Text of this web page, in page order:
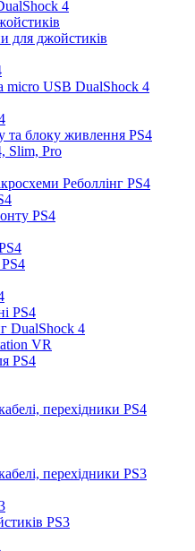
4
для джойстиків
micro USB DualShock 4
блоку живлення PS4
Slim, Pro
Реболлінг PS4
PS4
PS4
DualShock 4
VR
PS4
перехідники PS4
перехідники PS3
PS3